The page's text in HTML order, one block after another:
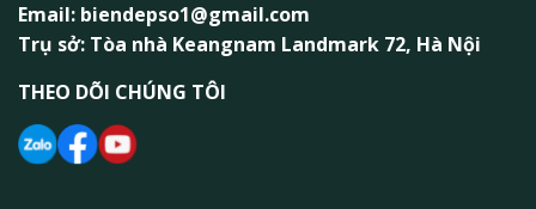
Email: biendepso1@gmail.com
Trụ sở: Tòa nhà Keangnam Landmark 72, Hà Nội
THEO DÕI CHÚNG TÔI